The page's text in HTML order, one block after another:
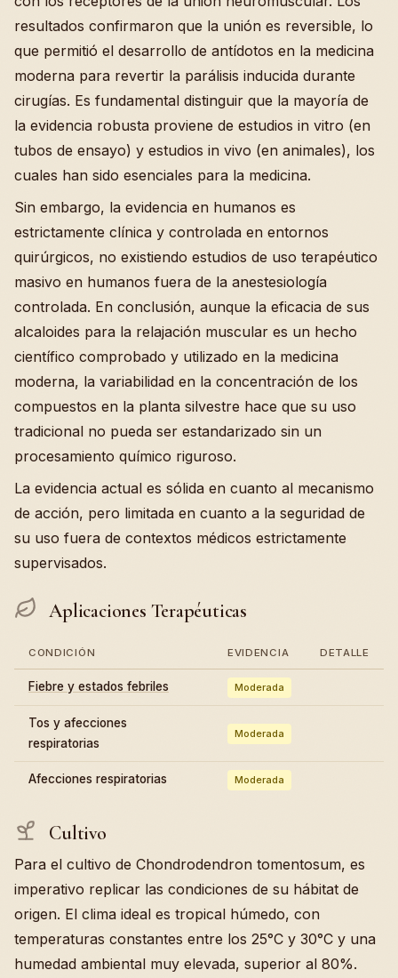
resultados confirmaron que la unión es reversible, lo
que permitió el desarrollo de antídotos en la medicina
moderna para revertir la parálisis inducida durante
cirugías. Es fundamental distinguir que la mayoría de
la evidencia robusta proviene de estudios in vitro (en
tubos de ensayo) y estudios in vivo (en animales), los
cuales han sido esenciales para la medicina.
Sin embargo, la evidencia en humanos es
estrictamente clínica y controlada en entornos
quirúrgicos, no existiendo estudios de uso terapéutico
masivo en humanos fuera de la anestesiología
controlada. En conclusión, aunque la eficacia de sus
alcaloides para la relajación muscular es un hecho
científico comprobado y utilizado en la medicina
moderna, la variabilidad en la concentración de los
compuestos en la planta silvestre hace que su uso
tradicional no pueda ser estandarizado sin un
procesamiento químico riguroso.
La evidencia actual es sólida en cuanto al mecanismo
de acción, pero limitada en cuanto a la seguridad de
su uso fuera de contextos médicos estrictamente
supervisados.
Aplicaciones Terapéuticas
CONDICIÓN EVIDENCIA DETALLE
Fiebre y estados febriles Moderada
Tos y afecciones
respiratorias
Moderada
Afecciones respiratorias Moderada
Cultivo
Para el cultivo de Chondrodendron tomentosum, es
imperativo replicar las condiciones de su hábitat de
origen. El clima ideal es tropical húmedo, con
temperaturas constantes entre los 25°C y 30°C y una
humedad ambiental muy elevada, superior al 80%.